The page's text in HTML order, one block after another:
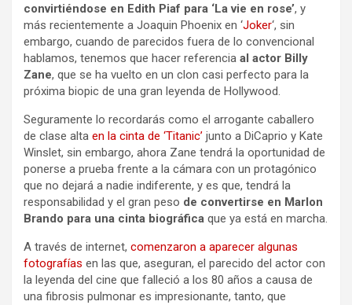
convirtiéndose en Edith Piaf para ‘La vie en rose’, y
más recientemente a Joaquin Phoenix en ‘Joker‘, sin
embargo, cuando de parecidos fuera de lo convencional
hablamos, tenemos que hacer referencia al actor Billy
Zane, que se ha vuelto en un clon casi perfecto para la
próxima biopic de una gran leyenda de Hollywood.
Seguramente lo recordarás como el arrogante caballero
de clase alta en la cinta de ‘Titanic’ junto a DiCaprio y Kate
Winslet, sin embargo, ahora Zane tendrá la oportunidad de
ponerse a prueba frente a la cámara con un protagónico
que no dejará a nadie indiferente, y es que, tendrá la
responsabilidad y el gran peso de convertirse en Marlon
Brando para una cinta biográfica que ya está en marcha.
A través de internet, comenzaron a aparecer algunas
fotografías en las que, aseguran, el parecido del actor con
la leyenda del cine que falleció a los 80 años a causa de
una fibrosis pulmonar es impresionante, tanto, que